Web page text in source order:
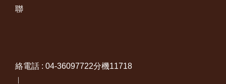
聯
絡電話 : 04-36097722分機11718
｜